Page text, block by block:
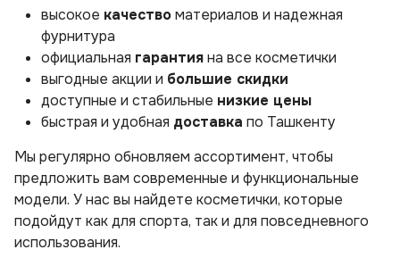
высокое качествоматериалов и надежная
фурнитура
официальная гарантияна все косметички
выгодные акции и большие скидки
доступные и стабильные низкие цены
быстрая и удобная доставка по Ташкенту
Мы регулярно обновляем ассортимент, чтобы
предложить вам современные и функциональные
модели. У нас вы найдете косметички, которые
подойдут как для спорта, так и для повседневного
использования.